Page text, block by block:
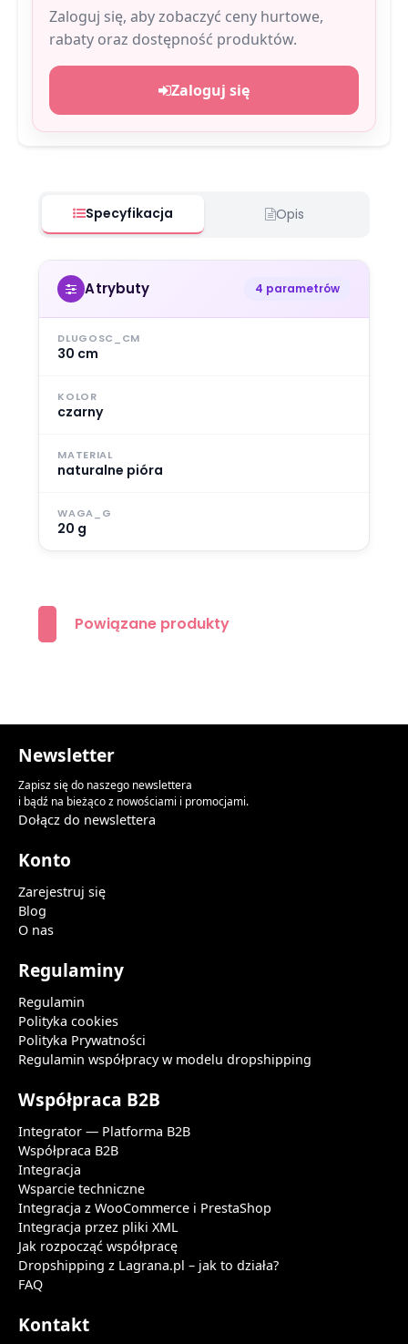
Zaloguj się, aby zobaczyć ceny hurtowe,
rabaty oraz dostępność produktów.
Zaloguj się
Specyfikacja Opis
Atrybuty 4 parametrów
DLUGOSC_CM
30 cm
KOLOR
czarny
MATERIAL
naturalne pióra
WAGA_G
20 g
Powiązane produkty
Newsletter
Zapisz się do naszego newslettera
i bądź na bieżąco z nowościami i promocjami.
Dołącz do newslettera
Konto
Zarejestruj się
Blog
O nas
Regulaminy
Regulamin
Polityka cookies
Polityka Prywatności
Regulamin współpracy w modelu dropshipping
Współpraca B2B
Integrator — Platforma B2B
Współpraca B2B
Integracja
Wsparcie techniczne
Integracja z WooCommerce i PrestaShop
Integracja przez pliki XML
Jak rozpocząć współpracę
Dropshipping z Lagrana.pl – jak to działa?
FAQ
Kontakt